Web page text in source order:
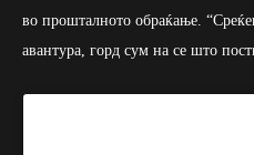
во прошталното обраќање.
авантура, горд сум на се што